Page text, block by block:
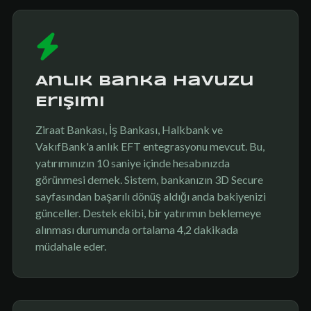
Anlık Banka Havuzu
Erişimi
Ziraat Bankası, İş Bankası, Halkbank ve
VakıfBank'a anlık EFT entegrasyonu mevcut. Bu,
yatırımınızın 10 saniye içinde hesabınızda
görünmesi demek. Sistem, bankanızın 3D Secure
sayfasından başarılı dönüş aldığı anda bakiyenizi
günceller. Destek ekibi, bir yatırımın beklemeye
alınması durumunda ortalama 4,2 dakikada
müdahale eder.